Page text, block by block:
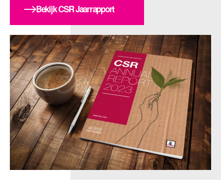
Bekijk CSR Jaarrapport